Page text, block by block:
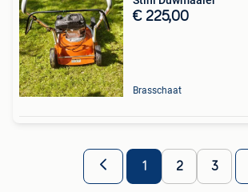
€ 225,00
Brasschaat
1 2 3